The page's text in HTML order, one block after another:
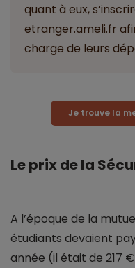
quant à eux,
etranger.ameli.fr
charge de leurs
Je trouve la
Le prix de la
A l’époque de la
étudiants devaient
année (il était de 217